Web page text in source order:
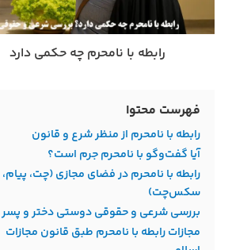
رابطه با نامحرم چه حکمی دارد
فهرست محتوا
رابطه با نامحرم از منظر شرع و قانون
آیا گفت‌و‌گو با نامحرم جرم است؟
رابطه با نامحرم در فضای مجازی (چت، پیام،
سکس‌چت)
بررسی شرعی و حقوقی دوستی دختر و پسر
مجازات رابطه با نامحرم طبق قانون مجازات